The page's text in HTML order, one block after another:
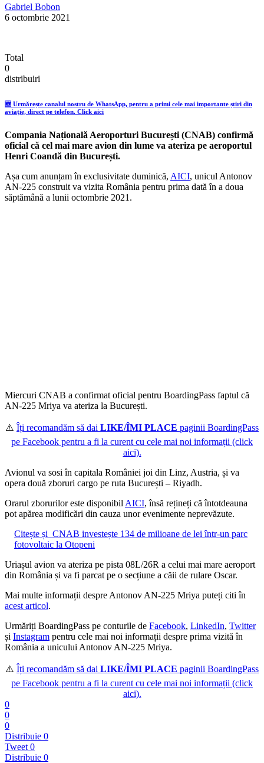
Gabriel Bobon
6 octombrie 2021
Total
0
distribuiri
🆕 Urmărește canalul nostru de WhatsApp, pentru a primi cele mai importante știri din
aviație, direct pe telefon. Click aici
Compania Națională Aeroporturi București (CNAB) confirmă
oficial că cel mai mare avion din lume va ateriza pe aeroportul
Henri Coandă din București.
Așa cum anunțam în exclusivitate duminică, AICI, unicul Antonov
AN-225 construit va vizita România pentru prima dată în a doua
săptămână a lunii octombrie 2021.
Miercuri CNAB a confirmat oficial pentru BoardingPass faptul că
AN-225 Mriya va ateriza la București.
⚠️ Îți recomandăm să dai LIKE/ÎMI PLACE paginii BoardingPass
pe Facebook pentru a fi la curent cu cele mai noi informații (click
aici).
Avionul va sosi în capitala României joi din Linz, Austria, și va
opera două zboruri cargo pe ruta București – Riyadh.
Orarul zborurilor este disponibil AICI, însă rețineți că întotdeauna
pot apărea modificări din cauza unor evenimente neprevăzute.
Citește și CNAB investește 134 de milioane de lei într-un parc
fotovoltaic la Otopeni
Uriașul avion va ateriza pe pista 08L/26R a celui mai mare aeroport
din România și va fi parcat pe o secțiune a căii de rulare Oscar.
Mai multe informații despre Antonov AN-225 Mriya puteți citi în
acest articol.
Urmăriți BoardingPass pe conturile de Facebook, LinkedIn, Twitter
și Instagram pentru cele mai noi informații despre prima vizită în
România a unicului Antonov AN-225 Mriya.
⚠️ Îți recomandăm să dai LIKE/ÎMI PLACE paginii BoardingPass
pe Facebook pentru a fi la curent cu cele mai noi informații (click
aici).
0
0
0
Distribuie 0
Tweet 0
Distribuie 0